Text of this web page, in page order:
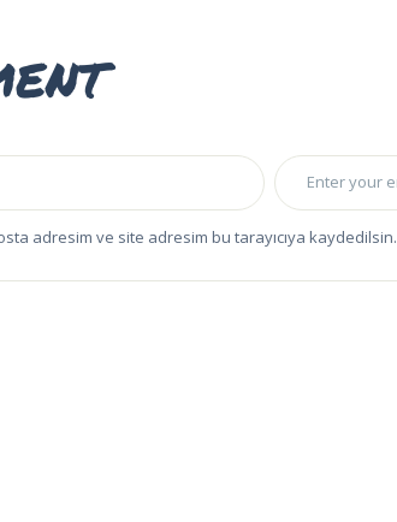
adresim ve site adresim bu tarayıcıya kaydedilsin.